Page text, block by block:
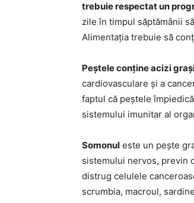
trebuie respectat un
zile în timpul săptămânii
Alimentația trebuie să
Peștele conține acizi
cardiovasculare și a
faptul că peștele
sistemului imunitar al
Somonul este un pește
sistemului nervos, previn
distrug celulele
scrumbia, macroul,